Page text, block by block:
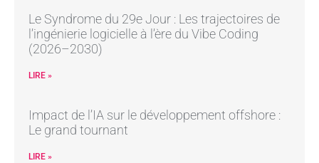
Le Syndrome du 29e Jour : Les trajectoires de
l’ingénierie logicielle à l’ère du Vibe Coding
(2026–2030)
LIRE »
Impact de l’IA sur le développement offshore :
Le grand tournant
LIRE »